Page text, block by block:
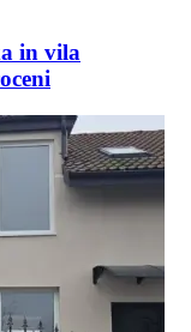
in vila